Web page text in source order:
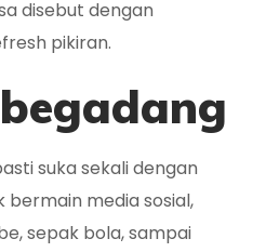
disebut dengan
pikiran.
suka sekali dengan
bermain media sosial,
sepak bola, sampai